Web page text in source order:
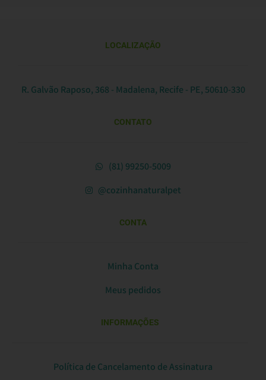
LOCALIZAÇÃO
R. Galvão Raposo, 368 - Madalena, Recife - PE, 50610-330
CONTATO
(81) 99250-5009
@cozinhanaturalpet
CONTA
Minha Conta
Meus pedidos
INFORMAÇÕES
Política de Cancelamento de Assinatura